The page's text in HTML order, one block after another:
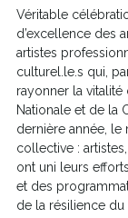
Véritable
d’excellence des
artistes
culturel.le.s qui,
rayonner la
Nationale et de la
dernière année, le
collective :
ont uni leurs
et des
de la résilience du